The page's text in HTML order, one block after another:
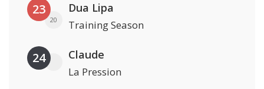
23
20
Dua Lipa
Training Season
24 Claude
La Pression